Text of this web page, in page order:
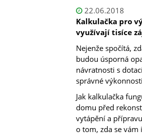
22.06.2018
Kalkulačka pro
využívají tisíce
Nejenže spočítá,
budou úsporná
návratnosti s
správné
Jak kalkulačka
domu před
vytápění a
o tom, zda se vám